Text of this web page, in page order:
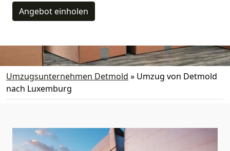
Angebot einholen
Umzugsunternehmen Detmold » Umzug von Detmold
nach Luxemburg